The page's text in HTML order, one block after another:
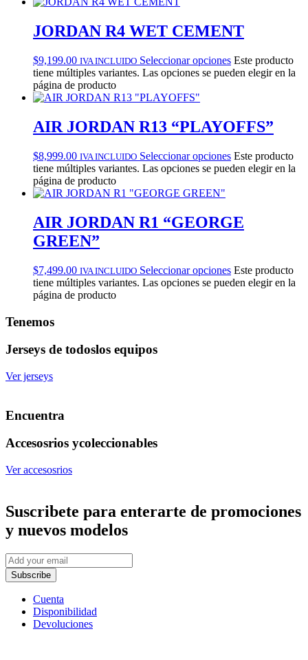
JORDAN R4 WET CEMENT
$9,199.00 IVA INCLUIDO Seleccionar opciones Este producto
tiene múltiples variantes. Las opciones se pueden elegir en la
página de producto
AIR JORDAN R13 “PLAYOFFS”
$8,999.00 IVA INCLUIDO Seleccionar opciones Este producto
tiene múltiples variantes. Las opciones se pueden elegir en la
página de producto
AIR JORDAN R1 “GEORGE
GREEN”
$7,499.00 IVA INCLUIDO Seleccionar opciones Este producto
tiene múltiples variantes. Las opciones se pueden elegir en la
página de producto
Tenemos
Jerseys de todoslos equipos
Ver jerseys
Encuentra
Accesosrios ycoleccionables
Ver accesosrios
Suscribete para enterarte de promociones
y nuevos modelos
Subscribe
Cuenta
Disponibilidad
Devoluciones